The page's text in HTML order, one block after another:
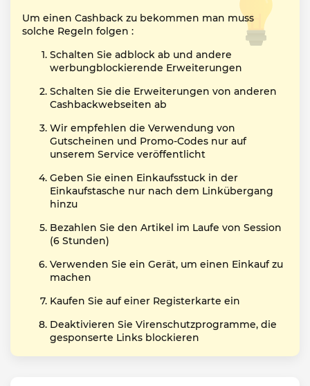
Um einen Cashback zu bekommen man muss
solche Regeln folgen :
Schalten Sie adblock ab und andere
werbungblockierende Erweiterungen
Schalten Sie die Erweiterungen von anderen
Cashbackwebseiten ab
Wir empfehlen die Verwendung von
Gutscheinen und Promo-Codes nur auf
unserem Service veröffentlicht
Geben Sie einen Einkaufsstuck in der
Einkaufstasche nur nach dem Linkübergang
hinzu
Bezahlen Sie den Artikel im Laufe von Session
(6 Stunden)
Verwenden Sie ein Gerät, um einen Einkauf zu
machen
Kaufen Sie auf einer Registerkarte ein
Deaktivieren Sie Virenschutzprogramme, die
gesponserte Links blockieren